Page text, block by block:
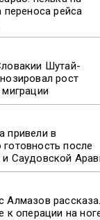
переноса рейса
Шутай-
рост
привели в
после
Саудовской
Алмазов
к операции на